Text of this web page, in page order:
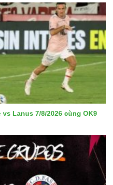
Lanus 7/8/2026 cùng OK9